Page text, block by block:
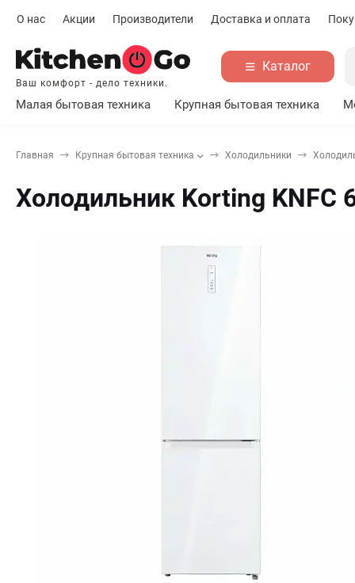
О нас Акции Производители Доставка и оплата
Ваш комфорт - дело техники.
Каталог
Малая бытовая техника Крупная бытовая техника
Главная Крупная бытовая техника Холодильники
Холодильник Korting KNFC